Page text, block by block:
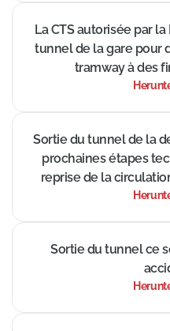
La CTS autorisée par
tunnel de la gare pour
tramway à des
Sortie du tunnel de la
prochaines étapes
reprise de la
Sortie du tunnel ce